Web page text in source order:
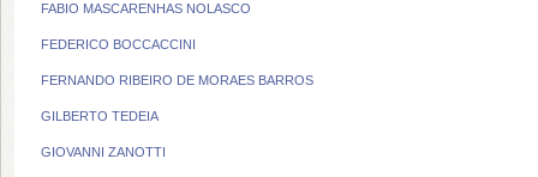
FABIO MASCARENHAS NOLASCO
FEDERICO BOCCACCINI
FERNANDO RIBEIRO DE MORAES BARROS
GILBERTO TEDEIA
GIOVANNI ZANOTTI